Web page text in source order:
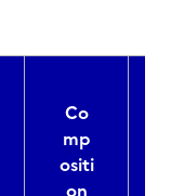
Co
mp
ositi
on